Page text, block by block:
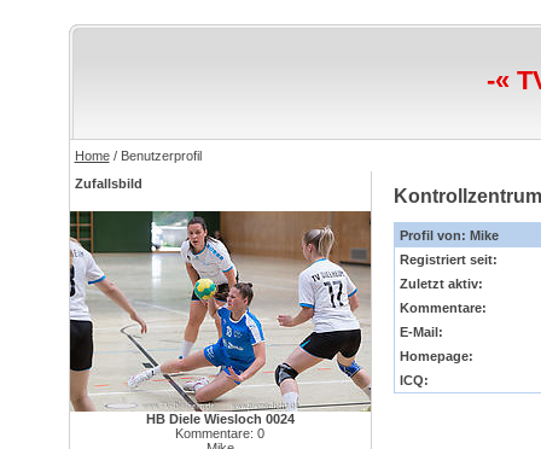
-«
Home/ Benutzerprofil
Zufallsbild
HB Diele Wiesloch 0024
Kommentare: 0
Kontrollzentrum
Profil von: Mike
Registriert seit:
Zuletzt aktiv:
Kommentare:
E-Mail:
Homepage:
ICQ: